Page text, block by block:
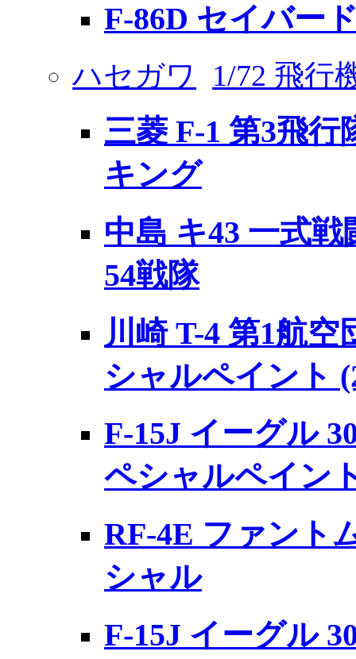
F-86D セイバー
ハセガワ 1/72 飛行
三菱 F-1 第3飛
キング
中島 キ43 一式
54戦隊
川崎 T-4 第1航空
シャルペイント
F-15J イーグル
ペシャルペイン
RF-4E ファント
シャル
F-15J イーグル